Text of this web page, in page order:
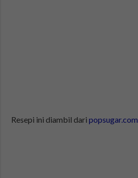
Resepi ini diambil daripopsugar.com